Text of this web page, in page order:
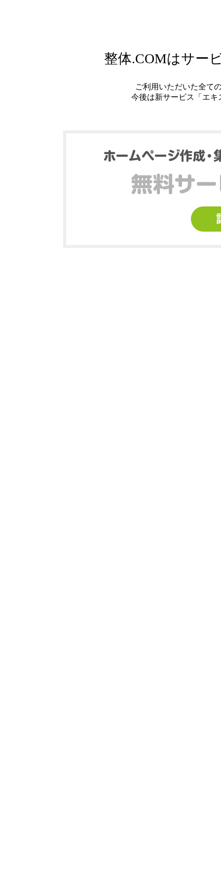
整体.COMはサー
ご利用いただいた全て
今後は新サービス「エ